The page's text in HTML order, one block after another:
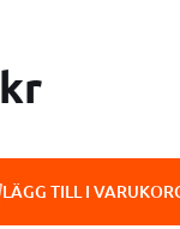
LÄGG TILL I